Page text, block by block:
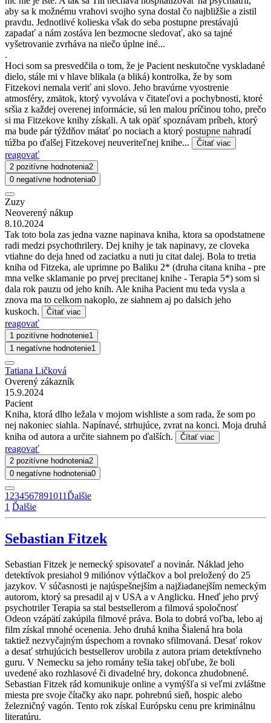
aby sa k možnému vrahovi svojho syna dostal čo najbližšie a zistil
pravdu. Jednotlivé kolieska však do seba postupne prestávajú
zapadať a nám zostáva len bezmocne sledovať, ako sa tajné
vyšetrovanie zvrháva na niečo úplne iné...
.
Hoci som sa presvedčila o tom, že je Pacient neskutočne vyskladané
dielo, stále mi v hlave blikala (a bliká) kontrolka, že by som
Fitzekovi nemala veriť ani slovo. Jeho bravúrne vyostrenie
atmosféry, zmätok, ktorý vyvoláva v čitateľovi a pochybnosti, ktoré
sršia z každej overenej informácie, sú len malou príčinou toho, prečo
si ma Fitzekove knihy získali. A tak opäť spoznávam príbeh, ktorý
ma bude pár týždňov mátať po nociach a ktorý postupne nahradí
túžba po ďalšej Fitzekovej neuveriteľnej knihe...
Čítať viac
reagovať
2 pozitívne hodnotenia2
0 negatívne hodnotenia0
Zuzy
Neoverený nákup
8.10.2024
Tak toto bola zas jedna vazne napinava kniha, ktora sa opodstatnene
radi medzi psychothrilery. Dej knihy je tak napinavy, ze cloveka
vtiahne do deja hned od zaciatku a nuti ju citat dalej. Bola to tretia
kniha od Fitzeka, ale uprimne po Baliku 2* (druha citana kniha - pre
mna velke sklamanie po prvej precitanej knihe - Terapia 5*) som si
dala rok pauzu od jeho knih. Ale kniha Pacient mu teda vysla a
znova ma to celkom nakoplo, ze siahnem aj po dalsich jeho
kuskoch.
Čítať viac
reagovať
1 pozitívne hodnotenie1
1 negatívne hodnotenie1
Tatiana Ličková
Overený zákazník
15.9.2024
Pacient
Kniha, ktorá dlho ležala v mojom wishliste a som rada, že som po
nej nakoniec siahla. Napínavé, strhujúce, zvrat na konci. Moja druhá
kniha od autora a určite siahnem po ďalších.
Čítať viac
reagovať
2 pozitívne hodnotenia2
0 negatívne hodnotenia0
1234567891011Ďalšie
1 Ďalšie
Sebastian Fitzek
Sebastian Fitzek je nemecký spisovateľ a novinár. Náklad jeho
detektívok presiahol 9 miliónov výtlačkov a bol preložený do 25
jazykov. V súčasnosti je najúspešnejším a najžiadanejším nemeckým
autorom, ktorý sa presadil aj v USA a v Anglicku. Hneď jeho prvý
psychotriler Terapia sa stal bestsellerom a filmová spoločnosť
Odeon vzápätí zakúpila filmové práva. Bola to dobrá voľba, lebo aj
film získal mnohé ocenenia. Jeho druhá kniha Šialená hra bola
taktiež nezvyčajným úspechom a rovnako sfilmovaná. Desať rokov
a desať strhujúcich bestsellerov urobila z autora priam detektívneho
guru. V Nemecku sa jeho romány tešia takej obľube, že boli
uvedené ako rozhlasové či divadelné hry, dokonca zhudobnené.
Sebastian Fitzek rád komunikuje online a vymýšľa si veľmi zvláštne
miesta pre svoje čítačky ako napr. pohrebnú sieň, hospic alebo
železničný vagón. Tento rok získal Európsku cenu pre kriminálnu
literatúru.